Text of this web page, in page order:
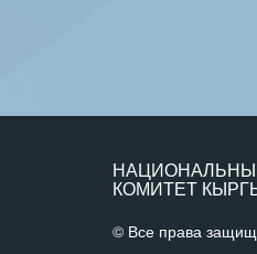
КОМИТЕТ
© Все права